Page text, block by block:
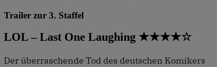
Trailer zur 3. Staffel
LOL – Last One Laughing ★★★★☆
Der überraschende Tod des deutschen Komikers